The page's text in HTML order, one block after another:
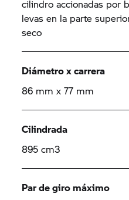
cilindro accionadas por
levas en la parte
seco
Diámetro x carrera
86 mm x 77 mm
Cilindrada
895 cm3
Par de giro máximo